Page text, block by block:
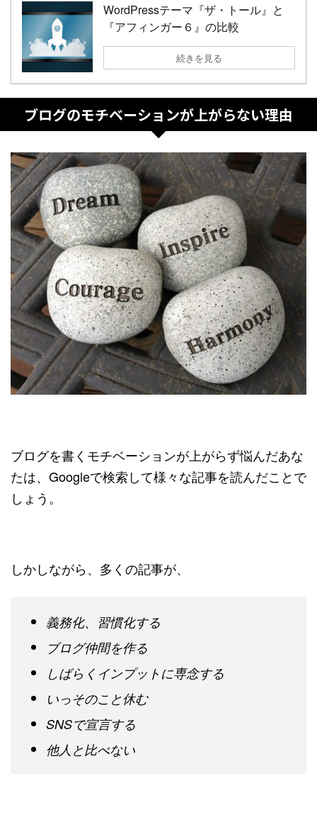
WordPressテーマ『ザ・トール』と
『アフィンガー６』の比較
続きを見る
ブログのモチベーションが上がらない理由
ブログを書くモチベーションが上がらず悩んだあな
たは、Googleで検索して様々な記事を読んだことで
しょう。
しかしながら、多くの記事が、
義務化、習慣化する
ブログ仲間を作る
しばらくインプットに専念する
いっそのこと休む
SNSで宣言する
他人と比べない